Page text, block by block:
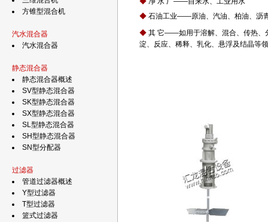
方锥型混合机
汽水混合器
汽水混合器
静态混合器
静态混合器概述
SV型静态混合器
SK型静态混合器
SX型静态混合器
SL型静态混合器
SH型静态混合器
SN型分配器
过滤器
管道过滤器概述
Y型过滤器
T型过滤器
篮式过滤器
◆ 石油工业——原油、汽油、柏油、沥
◆ 其 它——如用于溶解、混合、传热、
淀、反应、稀释、乳化、悬浮及结晶等